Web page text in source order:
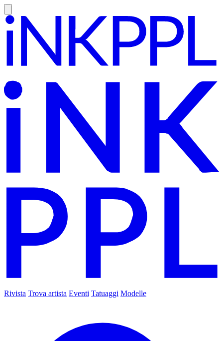
Rivista Trova artista Eventi Tatuaggi Modelle